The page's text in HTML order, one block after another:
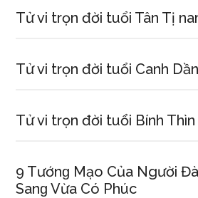
Tử vi trọn đời tuổi Tân Tị
Tử vi trọn đời tuổi Canh
Tử vi trọn đời tuổi Bính
9 Tướnɡ Mạo Của Người
Sanɡ Vừa Có Phúc